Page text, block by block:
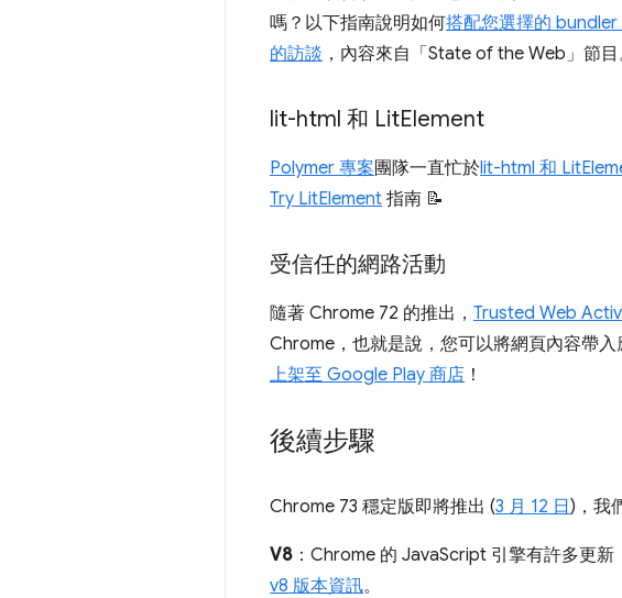
嗎？以下指南說明如何搭配您選擇的 bundler
的訪談 ，內容來自「State of the Web」節目
lit-html 和 LitElement
Polymer 專案團隊一直忙於lit-html 和
Try LitElement 指南 📝
受信任的網路活動
隨著 Chrome 72 的推出， Trusted Web
Chrome，也就是說，您可以將網頁內容帶
上架至 Google Play 商店 ！
後續步驟
Chrome 73 穩定版即將推出 (3 月 12 日 )，我
V8 ：Chrome 的 JavaScript 引擎有許多更新
v8 版本資訊。